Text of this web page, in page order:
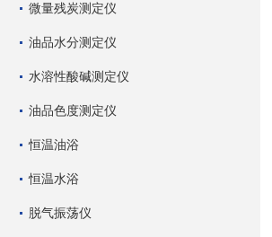
微量残炭测定仪
油品水分测定仪
水溶性酸碱测定仪
油品色度测定仪
恒温油浴
恒温水浴
脱气振荡仪